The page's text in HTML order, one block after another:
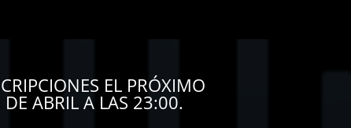
EL PRÓXIMO
DE ABRIL A LAS 23:00.